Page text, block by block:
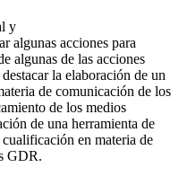
y
algunas acciones para
algunas de las acciones
la elaboración de un
de comunicación de los
de los medios
de una herramienta de
en materia de
GDR.